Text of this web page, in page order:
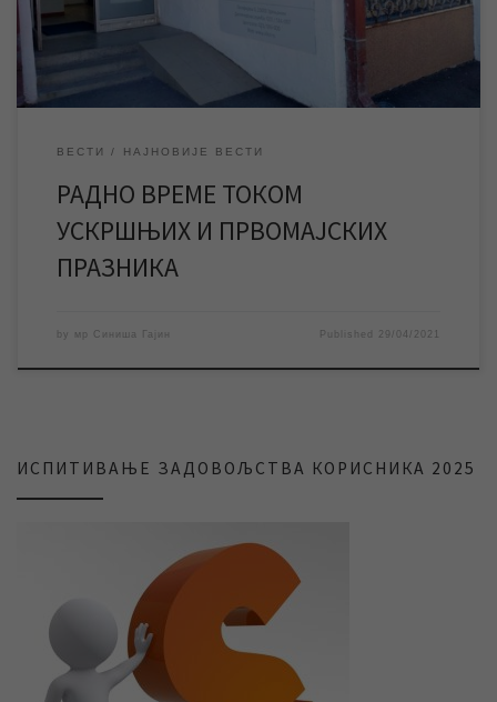
у Зрењанину. Током празника […]
ВЕСТИ НАЈНОВИЈЕ ВЕСТИ
РАДНО ВРЕМЕ ТОКОМ
УСКРШЊИХ И ПРВОМАЈСКИХ
ПРАЗНИКА
by мр Синиша Гајин Published 29/04/2021
ИСПИТИВАЊЕ ЗАДОВОЉСТВА КОРИСНИКА 2025